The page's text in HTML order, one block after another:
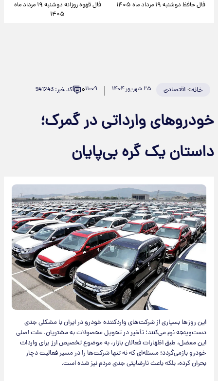
فال حافظ دوشنبه ۱۹ مرداد ماه ۱۴۰۵
فال قهوه روزانه دوشنبه ۱۹ مرداد ماه
۱۴۰۵
خانه>اقتصادی ۲۵ شهریور ۱۴۰۴ ۱۱:۰۹۰ کد خبر: 941243
وارداتی در گمرک؛
یک گره بی‌پایان
این روزها بسیاری از شرکت‌های واردکننده خودرو در ایران با مشکلی جدی
دست‌وپنجه نرم می‌کنند؛ تأخیر در تحویل محصولات به مشتریان. علت اصلی
این معضل، طبق اظهارات فعالان بازار، به موضوع تخصیص ارز برای واردات
خودرو بازمی‌گردد؛ مسئله‌ای که نه تنها شرکت‌ها را در مسیر فعالیت دچار
بحران کرده، بلکه باعث نارضایتی جدی مردم نیز شده است.